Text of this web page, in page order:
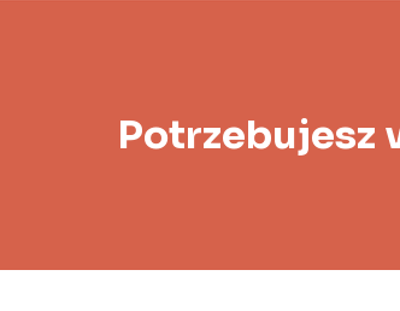
Potrzebujesz